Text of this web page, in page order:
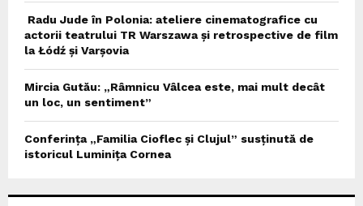
Radu Jude în Polonia: ateliere cinematografice cu
actorii teatrului TR Warszawa și retrospective de film
la Łódź și Varșovia
Mircia Gutău: „Râmnicu Vâlcea este, mai mult decât
un loc, un sentiment”
Conferința „Familia Cioflec și Clujul” susținută de
istoricul Luminița Cornea